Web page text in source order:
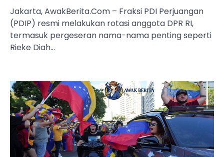
Jakarta, AwakBerita.Com – Fraksi PDI Perjuangan
(PDIP) resmi melakukan rotasi anggota DPR RI,
termasuk pergeseran nama-nama penting seperti
Rieke Diah…